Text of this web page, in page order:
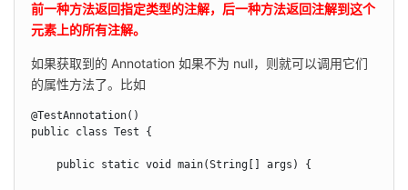
前一种方法返回指定类型的注解，后一种方法返回注解到这个
元素上的所有注解。
如果获取到的 Annotation 如果不为 null，则就可以调用它们
的属性方法了。比如
@TestAnnotation()
public class Test {
    public static void main(String[] args) {